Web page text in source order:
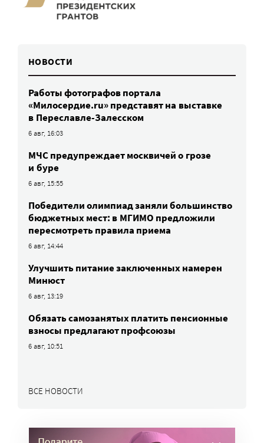
НОВОСТИ
Работы фотографов портала
«Милосердие.ru» представят на выставке
в Переславле-Залесском
6 авг, 16:03
МЧС предупреждает москвичей о грозе
и буре
6 авг, 15:55
Победители олимпиад заняли большинство
бюджетных мест: в МГИМО предложили
пересмотреть правила приема
6 авг, 14:44
Улучшить питание заключенных намерен
Минюст
6 авг, 13:19
Обязать самозанятых платить пенсионные
взносы предлагают профсоюзы
6 авг, 10:51
ВСЕ НОВОСТИ